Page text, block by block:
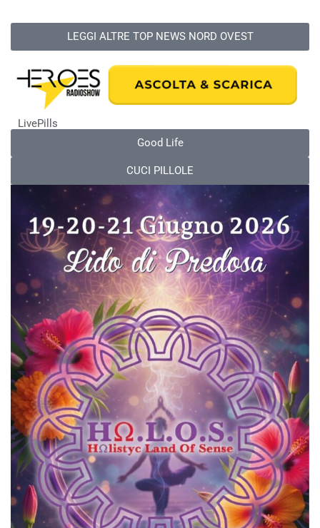
LEGGI ALTRE TOP NEWS NORD OVEST
LivePills
Good Life
CUCI PILLOLE